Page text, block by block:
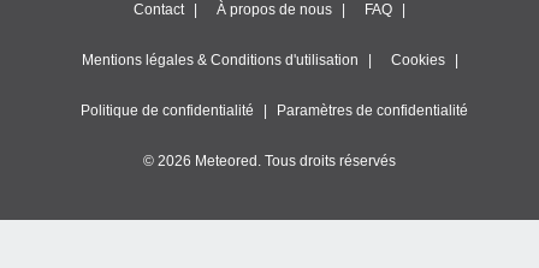
Contact À propos de nous FAQ
Mentions légales & Conditions d'utilisation Cookies
Politique de confidentialité Paramètres de confidentialité
© 2026 Meteored. Tous droits réservés